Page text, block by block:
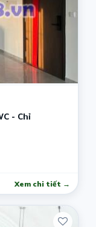
- Chỉ
Xem chi tiết →